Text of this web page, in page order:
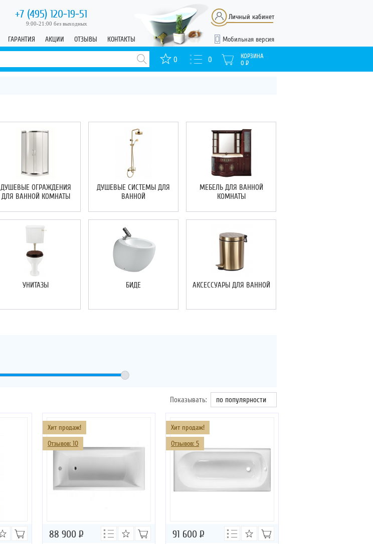
+7 (495) 120-19-51
9:00-21:00 без выходных
ГАРАНТИЯ АКЦИИ ОТЗЫВЫ КОНТАКТЫ Мобильная версия
Личный кабинет
0 0
КОРЗИНА
0 Р
ДУШЕВЫЕ ОГРАЖДЕНИЯ
ДЛЯ ВАННОЙ КОМНАТЫ
ДУШЕВЫЕ СИСТЕМЫ ДЛЯ
ВАННОЙ
МЕБЕЛЬ ДЛЯ ВАННОЙ
КОМНАТЫ
УНИТАЗЫ БИДЕ АКСЕССУАРЫ ДЛЯ ВАННОЙ
Показывать: по популярности
Хит продаж!
Отзывов: 10
88 900 Р
Хит продаж!
Отзывов: 5
91 600 Р